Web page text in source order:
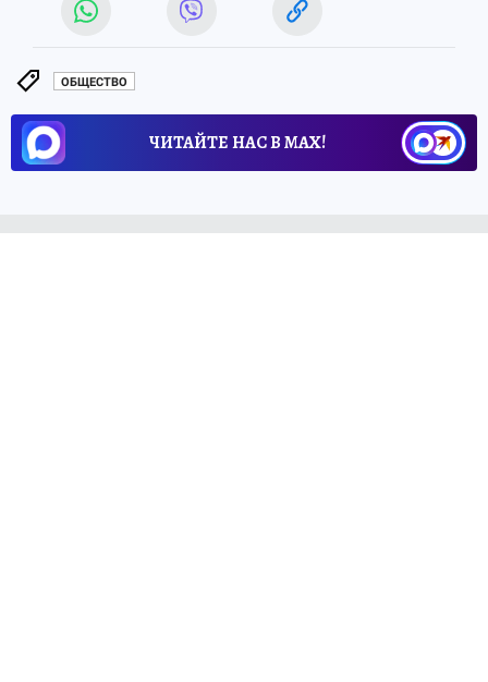
ОБЩЕСТВО
ЧИТАЙТЕ НАС В МАХ!